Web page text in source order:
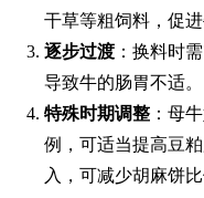
干草等粗饲料，促进
逐步过渡 ：换料时
导致牛的肠胃不适。
特殊时期调整 ：母
例，可适当提高豆
入，可减少胡麻饼比